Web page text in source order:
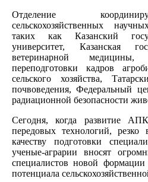
Отделение
сельскохозяйственных
таких как Казанский
университет, Казанская
ветеринарной медицины,
переподготовки кадров
сельского хозяйства,
почвоведения, Федеральный
радиационной безопасности
Сегодня, когда развитие
передовых технологий, резко
качеству подготовки
ученые-аграрии вносят
специалистов новой
потенциала